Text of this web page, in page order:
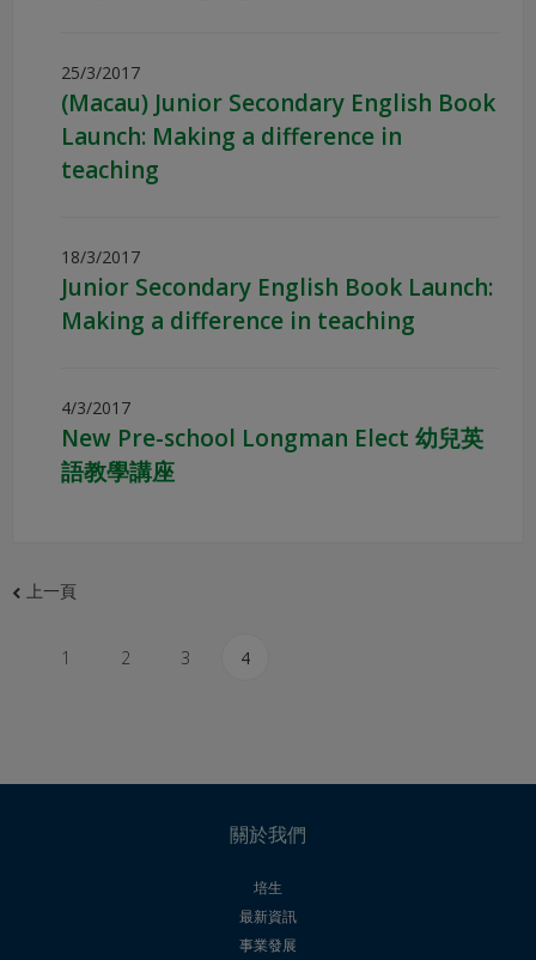
25/3/2017
(Macau) Junior Secondary English Book
Launch: Making a difference in
teaching
18/3/2017
Junior Secondary English Book Launch:
Making a difference in teaching
4/3/2017
New Pre-school Longman Elect 幼兒英
語教學講座
上一頁
1 2 3 4
關於我們
培生
最新資訊
事業發展